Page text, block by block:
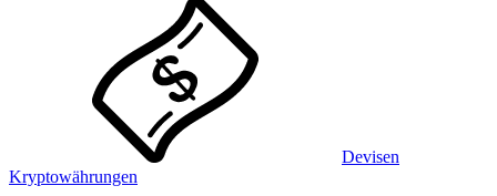
Devisen
Kryptowährungen